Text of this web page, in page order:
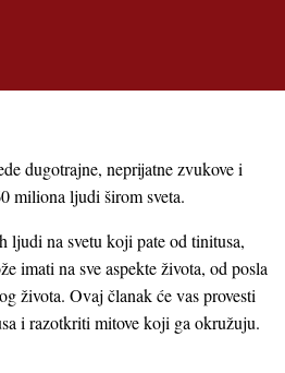
dugotrajne, neprijatne zvukove i
miliona ljudi širom sveta.
ljudi na svetu koji pate od tinitusa,
imati na sve aspekte života, od posla
života. Ovaj članak će vas provesti
i razotkriti mitove koji ga okružuju.